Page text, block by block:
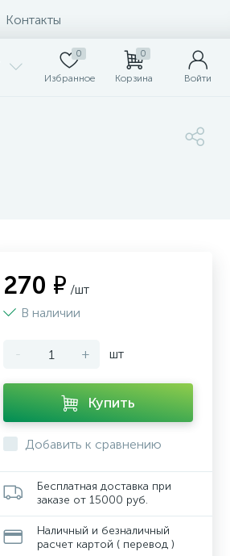
Контакты
0
Избранное
0
Корзина Войти
270 ₽ /шт
В наличии
- + шт
Купить
Добавить к сравнению
Бесплатная доставка при
заказе от 15000 руб.
Наличный и безналичный
расчет картой ( перевод )